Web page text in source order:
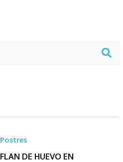
Postres
FLAN DE HUEVO EN